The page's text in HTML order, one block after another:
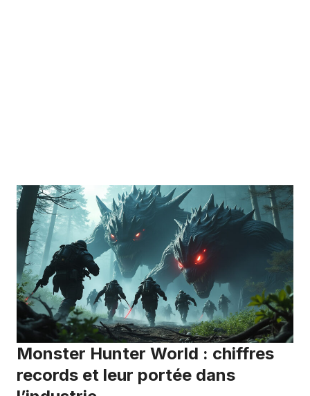
Monster Hunter World : chiffres
records et leur portée dans